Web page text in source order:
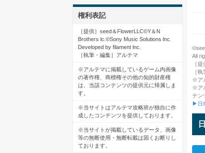
All
［
［
※ア
※ア
テン
▶日
権利表記
［提供］seed＆FlowerLLC©️Y＆N
Brothers lc.©️Sony Music Solutions lnc.
Developed by filament lnc.
［執筆・編集］アルテマ
※アルテマに掲載しているゲーム内画像
の著作権、商標権その他の知的財産権
は、当該コンテンツの提供元に帰属しま
す。
※当サイトはアルテマ攻略班が独自に作
成したコンテンツを提供しております。
※当サイトが掲載しているデータ、画像
等の無断使用・無断転載は固くお断りし
ております。